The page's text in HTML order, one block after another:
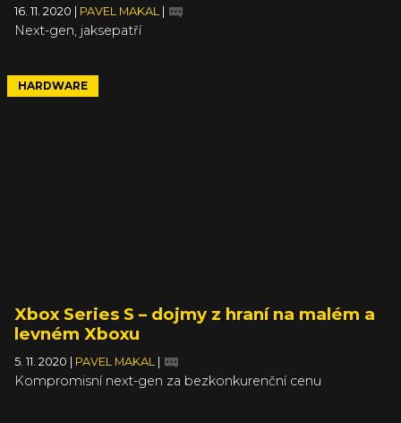
16. 11. 2020 PAVEL MAKAL
Next-gen, jaksepatří
HARDWARE
Xbox Series S – dojmy z hraní na malém a
levném Xboxu
5. 11. 2020 PAVEL MAKAL
Kompromisní next-gen za bezkonkurenční cenu